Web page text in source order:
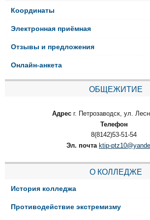
Координаты
Электронная приёмная
Отзывы и предложения
Онлайн-анкета
ОБЩЕЖИТИЕ
Адрес г. Петрозаводск, ул.
Телефон
8(8142)53-51-54
Эл. почта ktip-
О КОЛЛЕДЖЕ
История колледжа
Противодействие экстремизму